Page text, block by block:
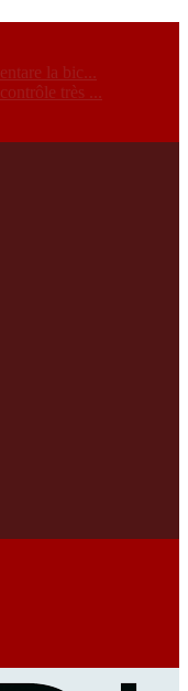
la bic...
très ...